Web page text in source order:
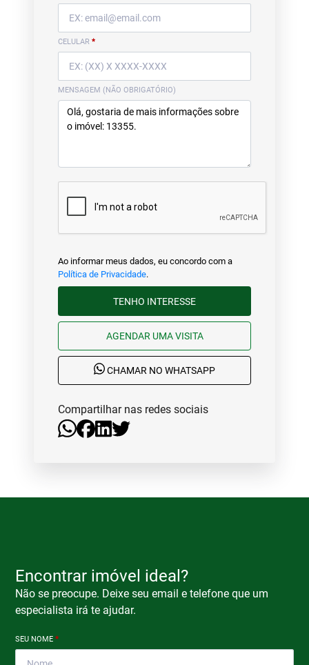
CELULAR *
MENSAGEM (NÃO OBRIGATÓRIO)
Ao informar meus dados, eu concordo com a
Política de Privacidade.
TENHO INTERESSE
AGENDAR UMA VISITA
CHAMAR NO WHATSAPP
Compartilhar nas redes sociais
Encontrar imóvel ideal?
Não se preocupe. Deixe seu email e telefone que um
especialista irá te ajudar.
SEU NOME*